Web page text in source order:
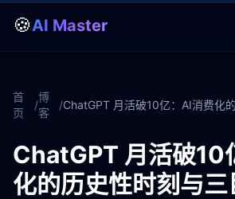
🍪AI Master
首
页
/
博
客
/
ChatGPT 月活破10
化的历史性时刻与